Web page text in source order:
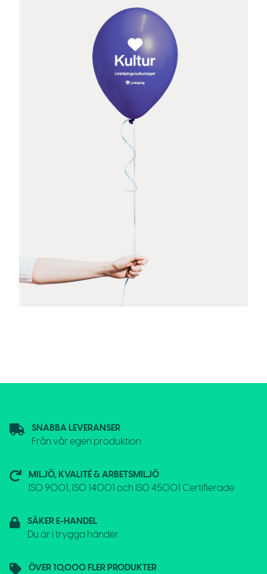
SNABBA LEVERANSER
Från vår egen produktion
MILJÖ, KVALITÉ & ARBETSMILJÖ
ISO 9001, ISO 14001 och ISO 45001 Certifierade
SÄKER E-HANDEL
Du är i trygga händer
ÖVER 10,000 FLER PRODUKTER